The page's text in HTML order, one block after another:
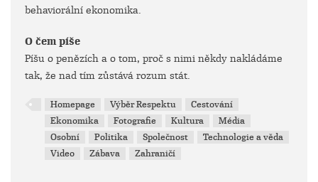
behaviorální ekonomika.
O čem píše
Píšu o penězích a o tom, proč s nimi někdy nakládáme
tak, že nad tím zůstává rozum stát.
Homepage Výběr Respektu
Cestování
Ekonomika
Fotografie Kultura
Média
Osobní
Politika Společnost
Technologie a věda
Video
Zábava Zahraničí